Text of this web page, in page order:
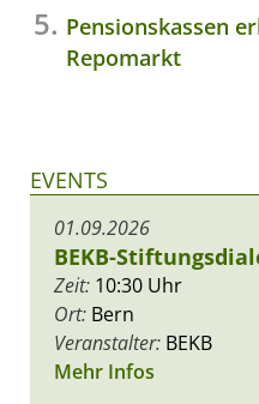
Pensionskassen
Repomarkt
EVENTS
01.09.2026
BEKB-
Zeit: 10:30 Uhr
Ort: Bern
Veranstalter: BEKB
Mehr Infos